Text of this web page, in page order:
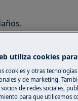
rayada.
utiliza cookies
cookies y otras
y de marketing.
de redes sociales,
para que utilicemos